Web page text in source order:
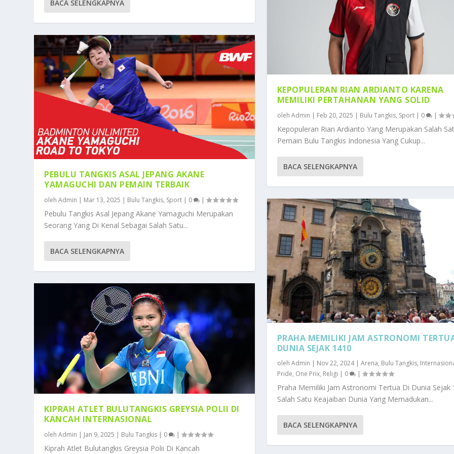
BACA SELENGKAPNYA
PEBULU TANGKIS ASAL JEPANG AKANE
YAMAGUCHI DAN PEMAIN TERBAIK
olehAdmin | Mar 13, 2025 | Bulu Tangkis, Sport | 0 |
Pebulu Tangkis Asal Jepang Akane Yamaguchi Merupakan
Seorang Yang Di Kenal Sebagai Salah Satu...
BACA SELENGKAPNYA
KIPRAH ATLET BULUTANGKIS GREYSIA POLII DI
KANCAH INTERNASIONAL
olehAdmin | Jan 9, 2025 | Bulu Tangkis | 0 |
Kiprah Atlet Bulutangkis Greysia Polii Di Kancah
KEPOPULERAN RIAN ARDIANTO KARENA
MEMILIKI PERTAHANAN YANG SOLID
oleh Admin | Feb 20, 2025 | Bulu Tangkis, Sport| 0 |
Kepopuleran Rian Ardianto Yang Merupakan Salah
Pemain Bulu Tangkis Indonesia Yang Cukup...
BACA SELENGKAPNYA
PRAHA MEMILIKI JAM ASTRONOMI
DUNIA SEJAK 1410
oleh Admin | Nov 22, 2024| Arena, Bulu Tangkis,
Pride, One Prix, Religi | 0 |
Praha Memiliki Jam Astronomi Tertua Di Dunia Sejak
Salah Satu Keajaiban Dunia Yang Memadukan...
BACA SELENGKAPNYA